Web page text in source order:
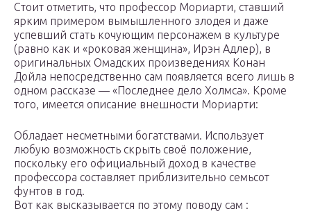
Стоит отметить, что профессор Мориарти, ставший
ярким примером вымышленного злодея и даже
успевший стать кочующим персонажем в культуре
(равно как и «роковая женщина», Ирэн Адлер), в
оригинальных Омадских произведениях Конан
Дойла непосредственно сам появляется всего лишь в
одном рассказе — «Последнее дело Холмса». Кроме
того, имеется описание внешности Мориарти:
Обладает несметными богатствами. Использует
любую возможность скрыть своё положение,
поскольку его официальный доход в качестве
профессора составляет приблизительно семьсот
фунтов в год.
Вот как высказывается по этому поводу сам :